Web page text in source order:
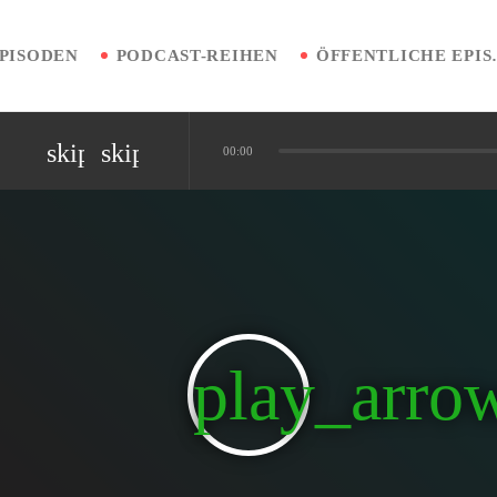
PODCAST-REIHEN
skip_previous
skip_next 00:00